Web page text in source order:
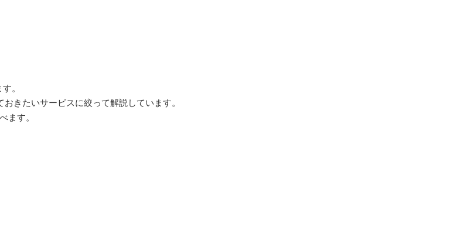
。
きたいサービスに絞って解説しています。
ます。